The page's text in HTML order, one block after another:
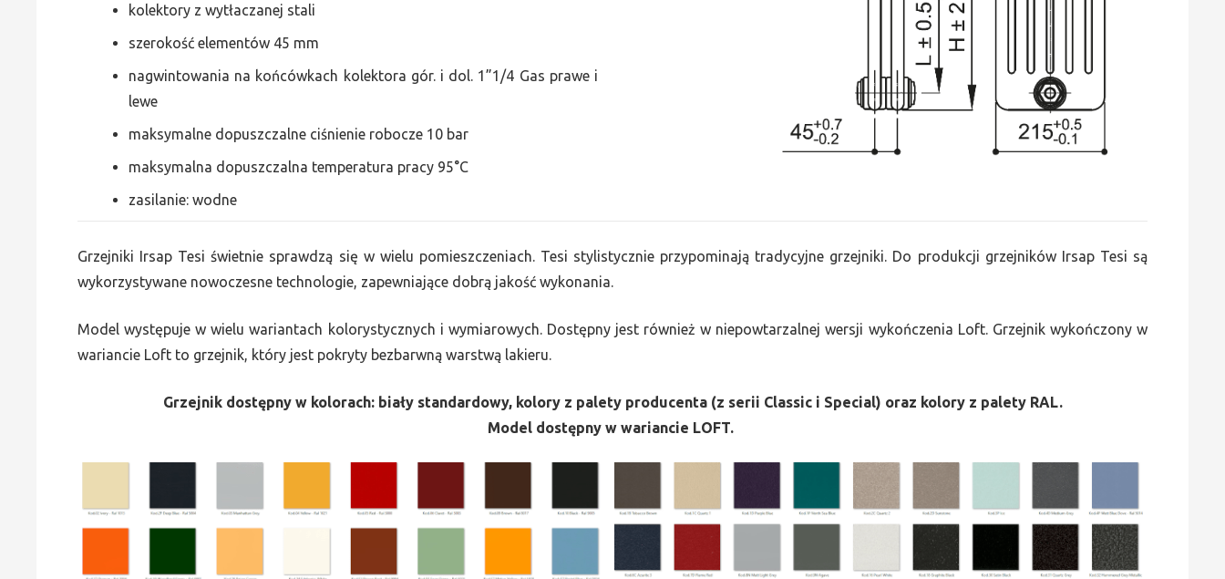
kolektory z wytłaczanej stali
szerokość elementów 45 mm
nagwintowania na końcówkach kolektora gór. i dol. 1”1/4 Gas prawe i
lewe
maksymalne dopuszczalne ciśnienie robocze 10 bar
maksymalna dopuszczalna temperatura pracy 95°C
zasilanie: wodne
Grzejniki Irsap Tesi świetnie sprawdzą się w wielu pomieszczeniach. Tesi stylistycznie przypominają tradycyjne grzejniki. Do produkcji grzejników Irsap Tesi są
wykorzystywane nowoczesne technologie, zapewniające dobrą jakość wykonania.
Model występuje w wielu wariantach kolorystycznych i wymiarowych. Dostępny jest również w niepowtarzalnej wersji wykończenia Loft. Grzejnik wykończony w
wariancie Loft to grzejnik, który jest pokryty bezbarwną warstwą lakieru.
Grzejnik dostępny w kolorach: biały standardowy, kolory z palety producenta (z serii Classic i Special) oraz kolory z palety RAL.
Model dostępny w wariancie LOFT.